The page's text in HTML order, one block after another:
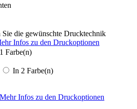
Sie die gewünschte Drucktechnik
Infos zu den Druckoptionen
Farbe(n)
In 2 Farbe(n)
Mehr Infos zu den Druckoptionen